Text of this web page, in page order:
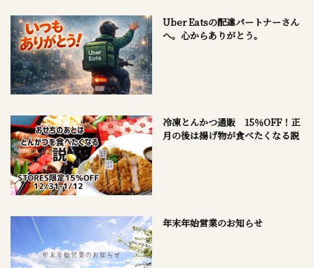
Uber Eatsの配達パートナーさん
へ。心からありがとう。
冷凍とんかつ通販 15％OFF！正
月の後は揚げ物が食べたくなる説
年末年始営業のお知らせ